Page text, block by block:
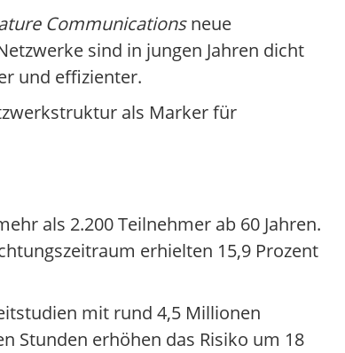
Communicationsneue
sind in jungen Jahren dicht
und effizienter.
als Marker für
als 2.200 Teilnehmer ab 60 Jahren.
erhielten 15,9 Prozent
mit rund 4,5 Millionen
Stunden erhöhen das Risiko um 18